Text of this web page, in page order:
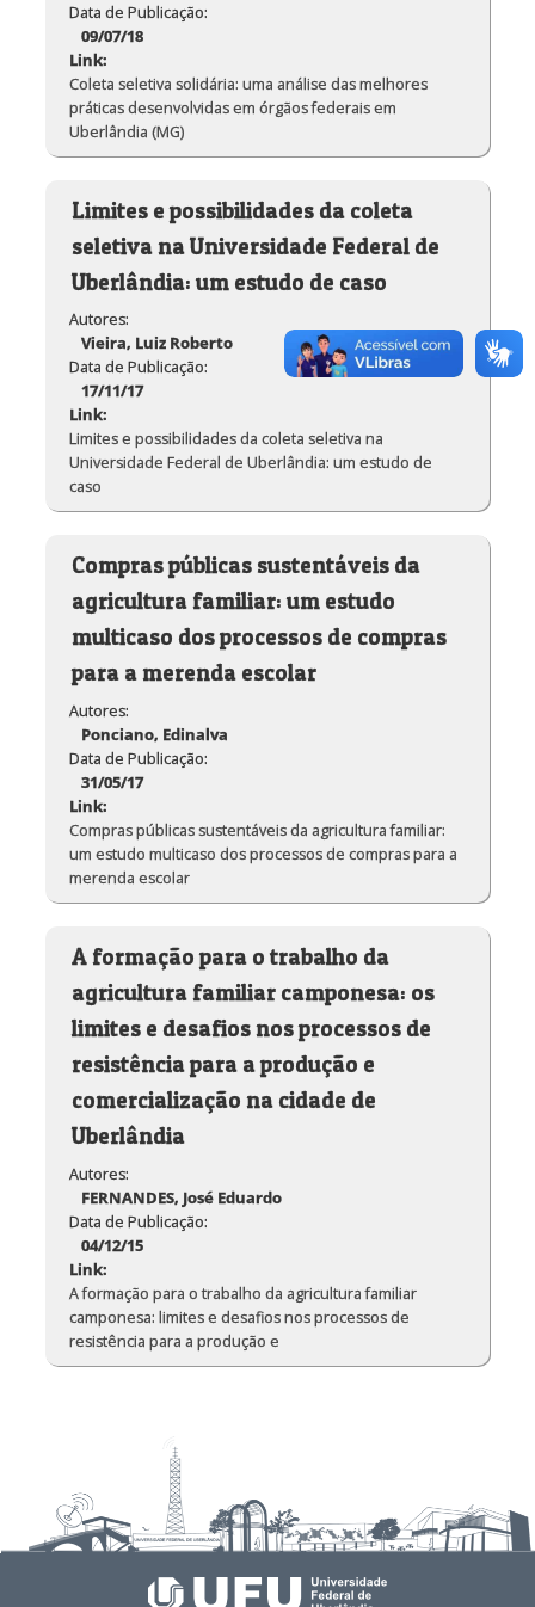
Data de Publicação:
09/07/18
Link:
Coleta seletiva solidária: uma análise das melhores
práticas desenvolvidas em órgãos federais em
Uberlândia (MG)
Limites e possibilidades da coleta
seletiva na Universidade Federal de
Uberlândia: um estudo de caso
Autores:
Vieira, Luiz Roberto
Data de Publicação:
17/11/17
Link:
Limites e possibilidades da coleta seletiva na
Universidade Federal de Uberlândia: um estudo de
caso
Compras públicas sustentáveis da
agricultura familiar: um estudo
multicaso dos processos de compras
para a merenda escolar
Autores:
Ponciano, Edinalva
Data de Publicação:
31/05/17
Link:
Compras públicas sustentáveis da agricultura familiar:
um estudo multicaso dos processos de compras para a
merenda escolar
A formação para o trabalho da
agricultura familiar camponesa: os
limites e desafios nos processos de
resistência para a produção e
comercialização na cidade de
Uberlândia
Autores:
FERNANDES, José Eduardo
Data de Publicação:
04/12/15
Link:
A formação para o trabalho da agricultura familiar
camponesa: limites e desafios nos processos de
resistência para a produção e